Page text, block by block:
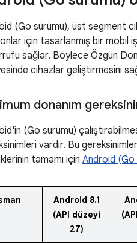
(Go sürümü), üst segment
için tasarlanmış bir mobil
sağlar. Böylece Özgün
cihazlar geliştirmesini
donanım
(Go sürümü)
vardır. Bu
tamamı için Android (Go
Android 8.1
(API düzeyi
27)